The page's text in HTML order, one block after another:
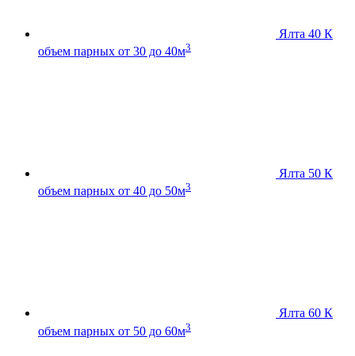
Ялта 40 К
объем парных от 30 до 40м3
Ялта 50 К
объем парных от 40 до 50м3
Ялта 60 К
объем парных от 50 до 60м3